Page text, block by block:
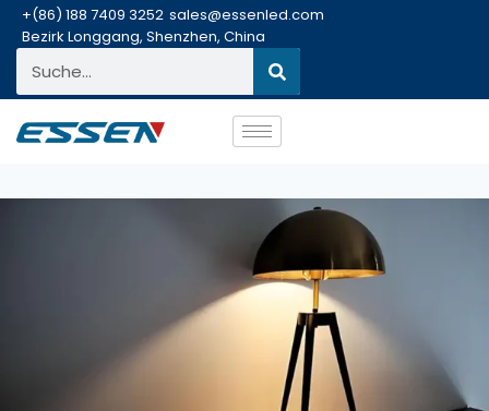
+(86) 188 7409 3252 sales@essenled.com
Bezirk Longgang, Shenzhen, China